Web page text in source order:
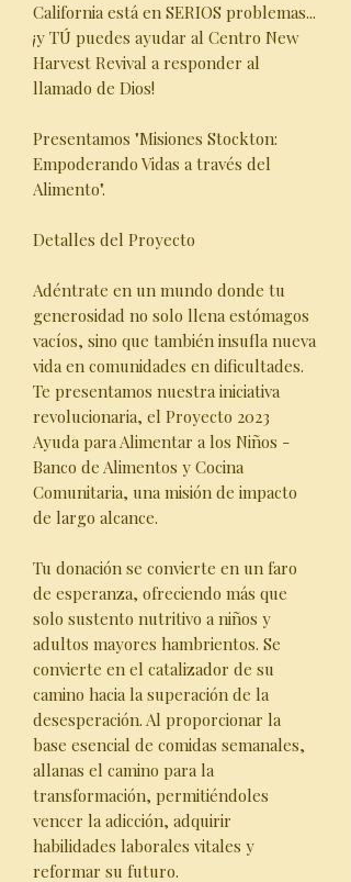
California está en SERIOS problemas...
¡y TÚ puedes ayudar al Centro New
Harvest Revival a responder al
llamado de Dios!
Presentamos "Misiones Stockton:
Empoderando Vidas a través del
Alimento".
Detalles del Proyecto
Adéntrate en un mundo donde tu
generosidad no solo llena estómagos
vacíos, sino que también insufla nueva
vida en comunidades en dificultades.
Te presentamos nuestra iniciativa
revolucionaria, el Proyecto 2023
Ayuda para Alimentar a los Niños -
Banco de Alimentos y Cocina
Comunitaria, una misión de impacto
de largo alcance.
Tu donación se convierte en un faro
de esperanza, ofreciendo más que
solo sustento nutritivo a niños y
adultos mayores hambrientos. Se
convierte en el catalizador de su
camino hacia la superación de la
desesperación. Al proporcionar la
base esencial de comidas semanales,
allanas el camino para la
transformación, permitiéndoles
vencer la adicción, adquirir
habilidades laborales vitales y
reformar su futuro.